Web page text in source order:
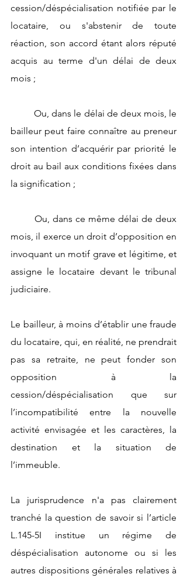
cession/déspécialisation notifiée par le
locataire, ou s'abstenir de toute
réaction, son accord étant alors réputé
acquis au terme d'un délai de deux
mois ;
	Ou, dans le délai de deux mois, le
bailleur peut faire connaître au preneur
son intention d’acquérir par priorité le
droit au bail aux conditions fixées dans
la signification ;
mois, il exerce un droit d’opposition en
invoquant un motif grave et légitime, et
assigne le locataire devant le tribunal
judiciaire.
Le bailleur, à moins d’établir une fraude
du locataire, qui, en réalité, ne prendrait
pas sa retraite, ne peut fonder son
opposition à la
cession/déspécialisation que sur
l’incompatibilité entre la nouvelle
activité envisagée et les caractères, la
destination et la situation de
l’immeuble.
La jurisprudence n'a pas clairement
tranché la question de savoir si l’article
L.145-5I institue un régime de
déspécialisation autonome ou si les
autres dispositions générales relatives à